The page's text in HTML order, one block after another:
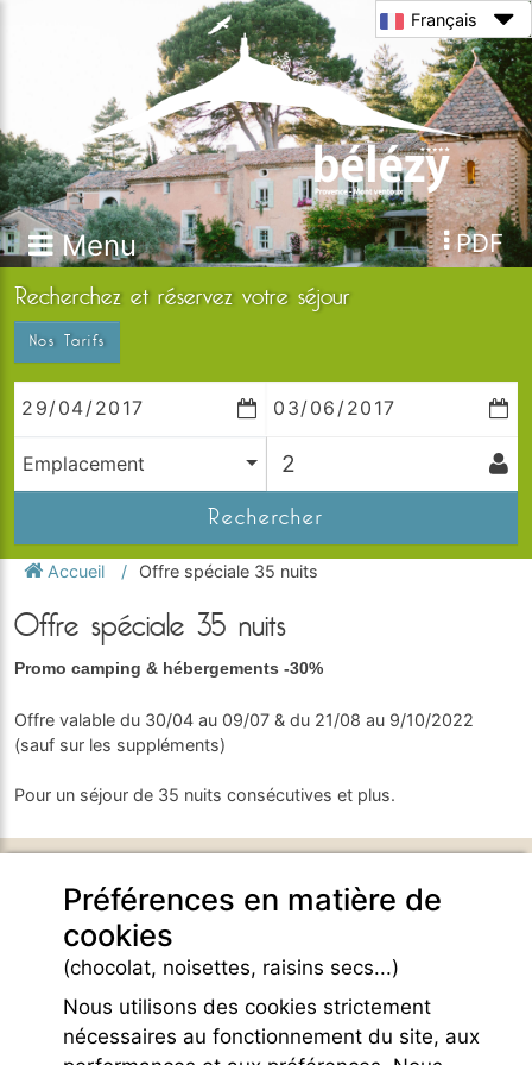
Menu PDF
Français
Recherchez et réservez votre séjour
Nos Tarifs
Emplacement
Rechercher
Accueil Offre spéciale 35 nuits
Offre spéciale 35 nuits
Promo camping & hébergements -30%
Offre valable du 30/04 au 09/07 & du 21/08 au 9/10/2022
(sauf sur les suppléments)
Pour un séjour de 35 nuits consécutives et plus.
132 Chemin de Maraval
84410 Bedoin - France -
GPS Latitude : 44.130661010742187
GPS Longitude : 5.1876931190490723
E-mail :belezy@libranoo.com
Tél : +33(0)4 90 65 60 18
Préférences en matière de
cookies
(chocolat, noisettes, raisins secs...)
Nous utilisons des cookies strictement
nécessaires au fonctionnement du site, aux